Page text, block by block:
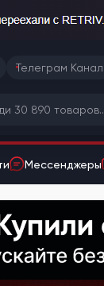
Телеграм Канал
Мессенджеры